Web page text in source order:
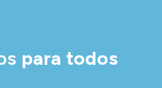
para todos